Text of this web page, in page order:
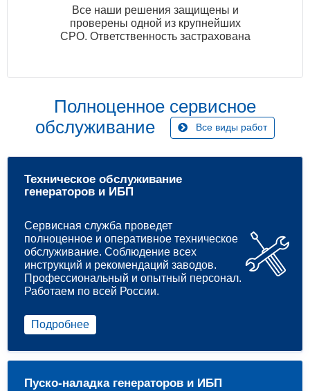
Все наши решения защищены и
проверены одной из крупнейших
СРО. Ответственность застрахована
Полноценное сервисное
обслуживание
Все виды работ
Техническое обслуживание
генераторов и ИБП
Сервисная служба проведет
полноценное и оперативное техническое
обслуживание. Соблюдение всех
инструкций и рекомендаций заводов.
Профессиональный и опытный персонал.
Работаем по всей России.
Подробнее
Пуско-наладка генераторов и ИБП